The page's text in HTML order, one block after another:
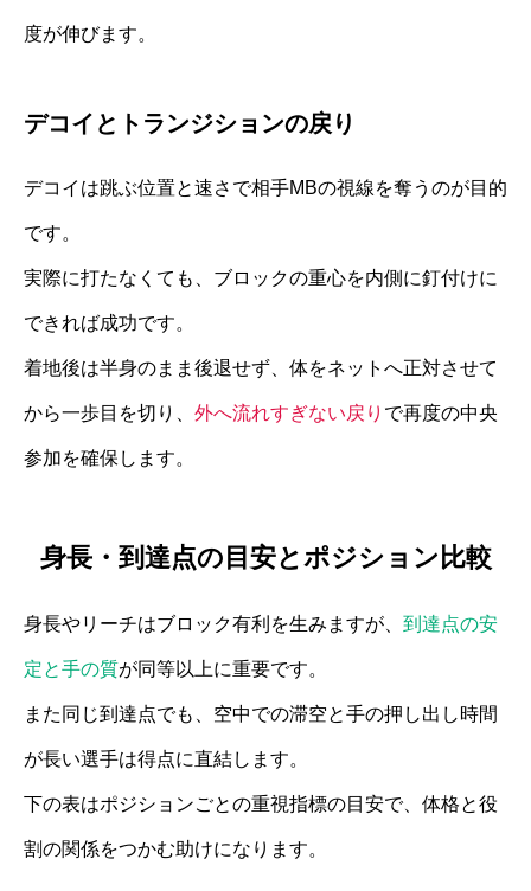
度が伸びます。
デコイとトランジションの戻り
デコイは跳ぶ位置と速さで相手MBの視線を奪うのが目的
です。
実際に打たなくても、ブロックの重心を内側に釘付けに
できれば成功です。
着地後は半身のまま後退せず、体をネットへ正対させて
から一歩目を切り、 外へ流れすぎない戻り で再度の中央
参加を確保します。
身長・到達点の目安とポジション比較
身長やリーチはブロック有利を生みますが、 到達点の安
定と手の質が同等以上に重要です。
また同じ到達点でも、空中での滞空と手の押し出し時間
が長い選手は得点に直結します。
下の表はポジションごとの重視指標の目安で、体格と役
割の関係をつかむ助けになります。